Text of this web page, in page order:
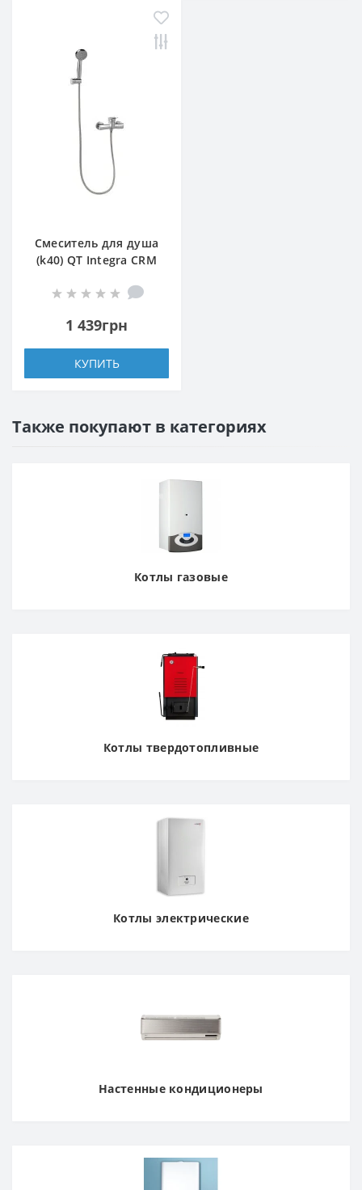
Смеситель для душа
(k40) QT Integra CRM
1 439грн
КУПИТЬ
Также покупают в категориях
Котлы газовые
Котлы твердотопливные
Котлы электрические
Настенные кондиционеры